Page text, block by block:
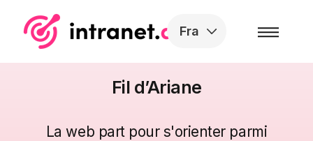
Fra
Fil d’Ariane
La web part pour s'orienter parmi